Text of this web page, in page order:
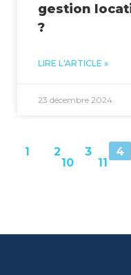
gestion
?
LIRE L'ARTICLE »
23 décembre 2024
1 2 3 4
10
11